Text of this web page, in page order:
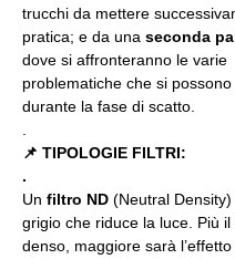
trucchi da mettere
pratica; e da una seconda
dove si affronteranno le varie
problematiche che si
durante la fase di scatto.
📌 TIPOLOGIE FILTRI:
.
Un filtro ND (Neutral
grigio che riduce la luce. Più il
denso, maggiore sarà